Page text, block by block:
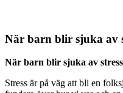
När barn blir sjuka av
När barn blir sjuka av
Stress är på väg att bli en